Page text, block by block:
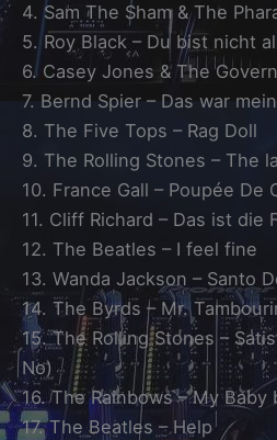
4. Sam The Sham & The
5. Roy Black – Du bist nicht
6. Casey Jones & The
7. Bernd Spier – Das war
8. The Five Tops – Rag Doll
9. The Rolling Stones – The
10. France Gall – Poupée De
11. Cliff Richard – Das ist die
12. The Beatles – I feel fine
13. Wanda Jackson – Santo
14. The Byrds – Mr.
15. The Rolling Stones –
No)
16. The Rainbows – My Baby
17. The Beatles – Help